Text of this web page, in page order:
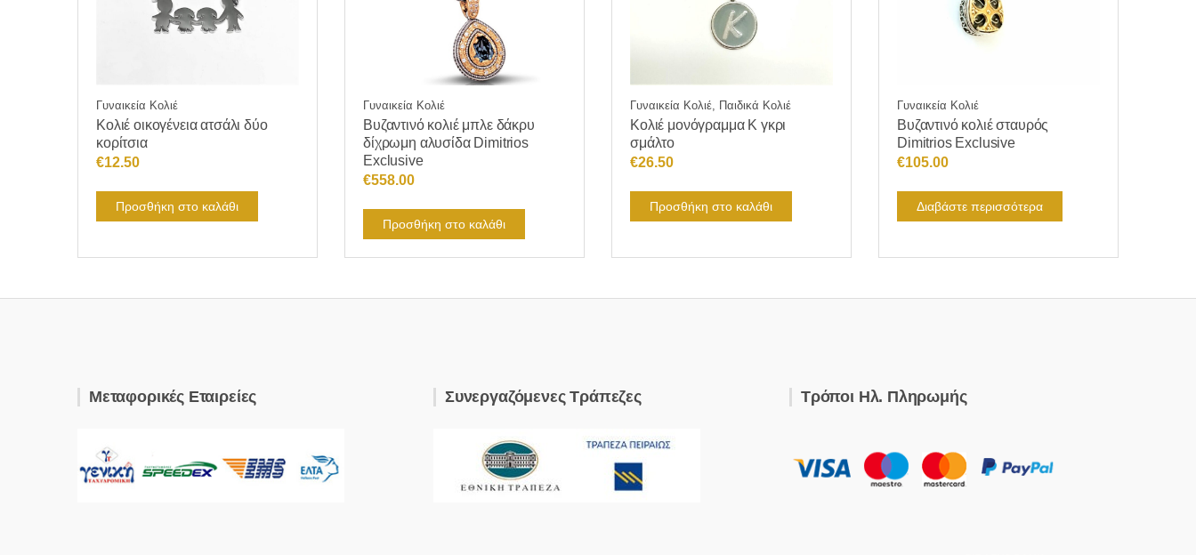
Γυναικεία Κολιέ
Κολιέ οικογένεια ατσάλι δύο
κορίτσια
€12.50
Προσθήκη στο καλάθι
Γυναικεία Κολιέ
Βυζαντινό κολιέ μπλε δάκρυ
δίχρωμη αλυσίδα Dimitrios
Exclusive
€558.00
Προσθήκη στο καλάθι
Γυναικεία Κολιέ, Παιδικά Κολιέ
Κολιέ μονόγραμμα Κ γκρι
σμάλτο
€26.50
Προσθήκη στο καλάθι
Γυναικεία Κολιέ
Βυζαντινό κολιέ σταυρός
Dimitrios Exclusive
€105.00
Διαβάστε περισσότερα
Μεταφορικές Εταιρείες Συνεργαζόμενες Τράπεζες Τρόποι Ηλ. Πληρωμής